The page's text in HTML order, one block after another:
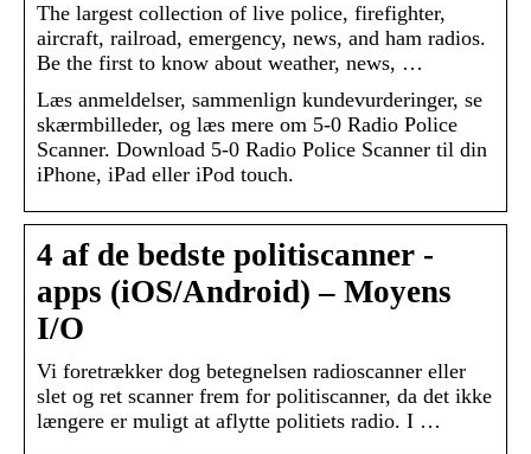
The largest collection of live police, firefighter,
aircraft, railroad, emergency, news, and ham radios.
Be the first to know about weather, news, …
Læs anmeldelser, sammenlign kundevurderinger, se
skærmbilleder, og læs mere om 5-0 Radio Police
Scanner. Download 5-0 Radio Police Scanner til din
iPhone, iPad eller iPod touch.
4 af de bedste politiscanner -
apps (iOS/Android) – Moyens
I/O
Vi foretrækker dog betegnelsen radioscanner eller
slet og ret scanner frem for politiscanner, da det ikke
længere er muligt at aflytte politiets radio. I …